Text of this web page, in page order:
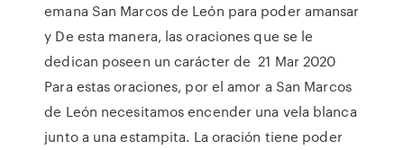
emana San Marcos de León para poder amansar
y De esta manera, las oraciones que se le
dedican poseen un carácter de 21 Mar 2020
Para estas oraciones, por el amor a San Marcos
de León necesitamos encender una vela blanca
junto a una estampita. La oración tiene poder